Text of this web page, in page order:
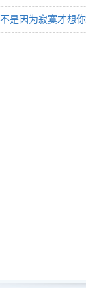
不是因为寂寞才想你